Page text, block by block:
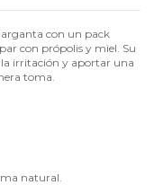
con un pack
con própolis y miel. Su
irritación y aportar una
toma.
natural.